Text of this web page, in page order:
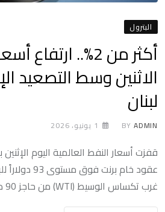
البترول
أكثر من 2%..
الاثنين وسط التصعيد
لبنان
BY ADMIN 1 يونيو، 2026
عقود خام برنت
غرب تكساس الوسيط (WTI) من حاجز 90 دولاراً.